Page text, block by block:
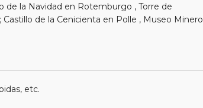
de la Navidad en Rotemburgo , Torre de
de la Cenicienta en Polle , Museo Minero
etc.